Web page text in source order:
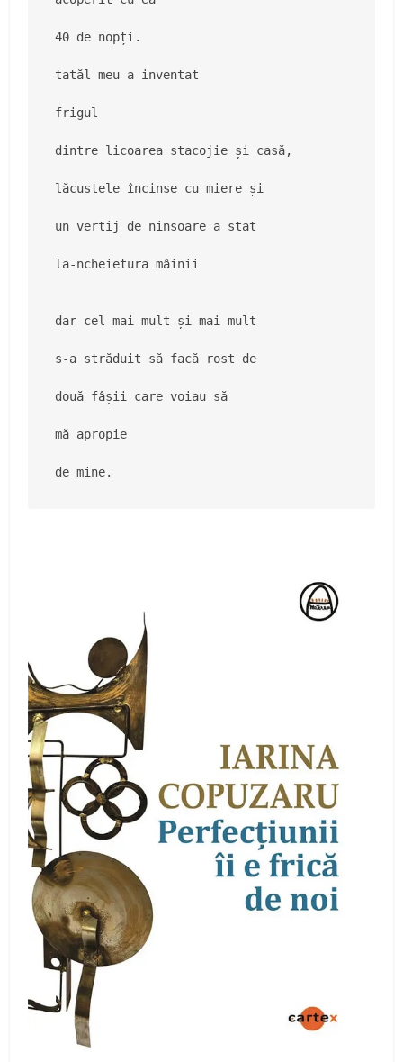
40 de nopți.
tatăl meu a inventat
frigul
dintre licoarea stacojie și casă,
lăcustele încinse cu miere și
un vertij de ninsoare a stat
la-ncheietura mâinii
dar cel mai mult și mai mult
s-a străduit să facă rost de
două fâșii care voiau să
mă apropie
de mine.